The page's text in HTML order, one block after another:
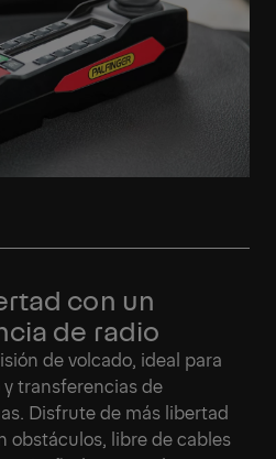
con un
de radio
de volcado, ideal para
transferencias de
Disfrute de más libertad
obstáculos, libre de cables